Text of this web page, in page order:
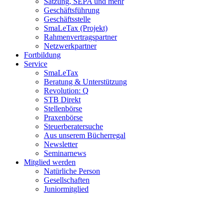
Geschäftsführung
Geschäftsstelle
SmaLeTax (Projekt)
Rahmenvertragspartner
Netzwerkpartner
Fortbildung
Service
SmaLeTax
Beratung & Unterstützung
Revolution: Q
STB Direkt
Stellenbörse
Praxenbörse
Steuerberatersuche
Aus unserem Bücherregal
Newsletter
Seminarnews
Mitglied werden
Natürliche Person
Gesellschaften
Juniormitglied